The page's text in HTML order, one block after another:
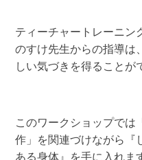
ティーチャートレーニン
のすけ先生からの指導は
しい気づきを得ることが
このワークショップでは
作」を関連づけながら『
ある身体』を手に入れま